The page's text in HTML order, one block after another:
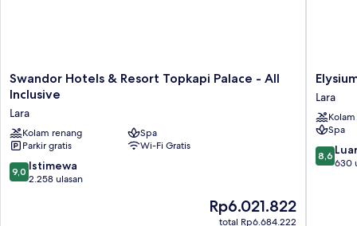
Swandor
Hotels
Resort
Topkapi
Palace
-
All
Swandor Hotels & Resort Topkapi Palace - All
Inclusive
Lara
Kolam renang
Spa
Parkir gratis
Wi-Fi Gratis
9.0
dari
9,0 Istimewa
2.258 ulasan
Harga
sekarang
Rp6.021.822
total Rp6.684.222
Elysium
Green
Suites
Lara
Lara
Spa
8.6
dari
8,6
630